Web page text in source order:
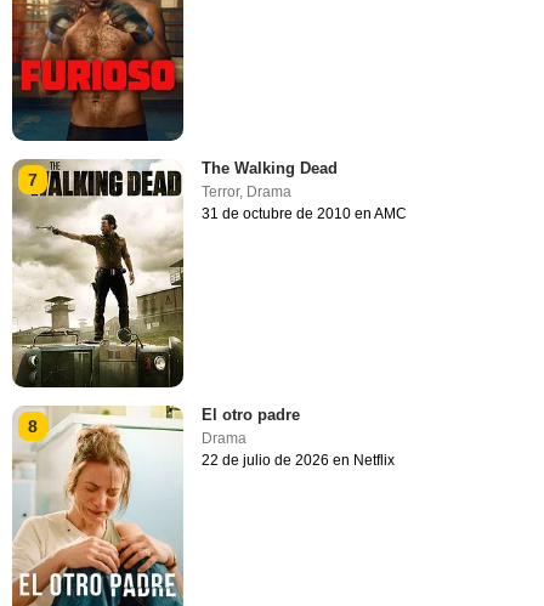
7
The Walking Dead
Terror, Drama
31 de octubre de 2010 en AMC
8
El otro padre
Drama
22 de julio de 2026 en Netflix